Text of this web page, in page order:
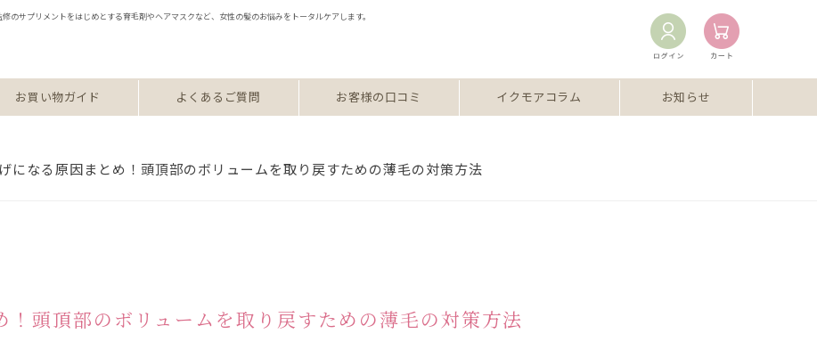
サプリメントをはじめとする育毛剤やヘアマスクなど、女性の髪のお悩みをトータルケアします。
お買い物ガイド よくあるご質問 お客様の口コミ イクモアコラム お知らせ
になる原因まとめ！頭頂部のボリュームを取り戻すための薄毛の対策方法
頭頂部のボリュームを取り戻すための薄毛の対策方法